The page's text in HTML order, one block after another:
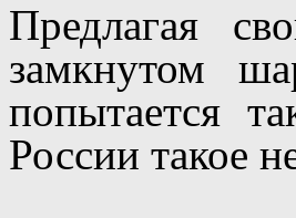
Предлагая
замкнутом
попытается
России такое